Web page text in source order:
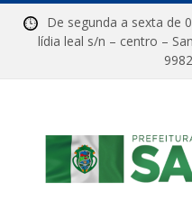
De segunda a sexta
lídia leal s/n – centro –